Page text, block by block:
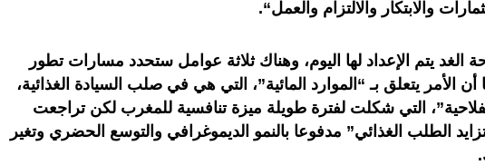
والابتكار والالتزام والعمل“.
الغد يتم الإعداد لها اليوم، وهناك ثلاثة عوامل ستحدد مسارات تطور
أن الأمر يتعلق بـ “الموارد المائية”، التي هي في صلب السيادة الغذائية،
التي شكلت لفترة طويلة ميزة تنافسية للمغرب لكن تراجعت
الطلب الغذائي” مدفوعا بالنمو الديموغرافي والتوسع الحضري وتغير
.